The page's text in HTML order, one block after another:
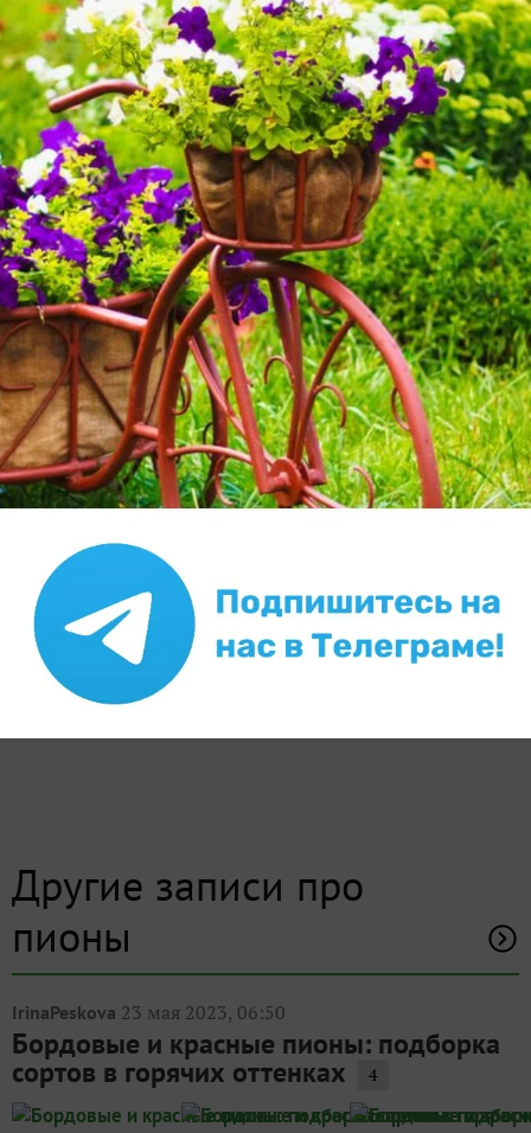
Nastuka
28 апреля 2024, 19:52
Спасибо огромное, Вы меня успокоили. Очень
переживала, потому что спала ради него в холоде и
очень боялась ему навредить
Ответить ✿ 1 Спасибо!
Пожалуйста, оставьте комментарий
отдельно, в специальной форме
Ваш E-mail:
Или через:
добавить комментарий
Другие записи про
пионы
IrinaPeskova 23 мая 2023, 06:50
Бордовые и красные пионы: подборка
сортов в горячих оттенках 4